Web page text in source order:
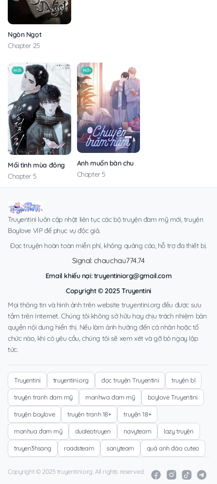
Ngòn Ngọt
Chapter 25
MỚI
Mối tình mùa đông
Chapter 5
MỚI
Anh muốn bàn chuyện trăm năm với em
Chapter 5
Truyentini luôn cập nhật liên tục các bộ truyện đam mỹ mới, truyện
Boylove VIP để phục vụ độc giả.
Đọc truyện hoàn toàn miễn phí, không quảng cáo, hỗ trợ đa thiết bị.
Signal: chauchau774.74
Email khiếu nại:truyentiniorg@gmail.com
Copyright © 2025 Truyentini
Mọi thông tin và hình ảnh trên website truyentini.org đều được sưu
tầm trên Internet. Chúng tôi không sở hữu hay chịu trách nhiệm bản
quyền nội dung hiển thị. Nếu làm ảnh hưởng đến cá nhân hoặc tổ
chức nào, khi có yêu cầu, chúng tôi sẽ xem xét và gỡ bỏ ngay lập
tức.
Truyentini truyentini.org đọc truyện Truyentini truyện bl
truyện tranh đam mỹ manhwa đam mỹ boylove Truyentini
truyện boylove truyện tranh 18+ truyện 18+
manhua đam mỹ dualeotruyen navyteam lazy truyện
truyen3hsang roadsteam sanyteam quả anh đào cuteo
Copyright © 2025 truyentini.org. All rights reserved.